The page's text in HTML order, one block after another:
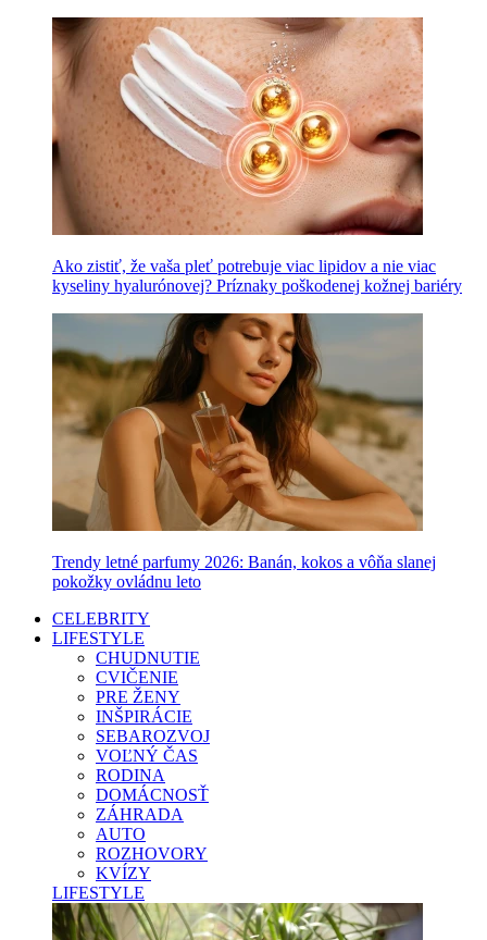
Ako zistiť, že vaša pleť potrebuje viac lipidov a nie viac
kyseliny hyalurónovej? Príznaky poškodenej kožnej bariéry
Trendy letné parfumy 2026: Banán, kokos a vôňa slanej
pokožky ovládnu leto
CELEBRITY
LIFESTYLE
CHUDNUTIE
CVIČENIE
PRE ŽENY
INŠPIRÁCIE
SEBAROZVOJ
VOĽNÝ ČAS
RODINA
DOMÁCNOSŤ
ZÁHRADA
AUTO
ROZHOVORY
KVÍZY
LIFESTYLE